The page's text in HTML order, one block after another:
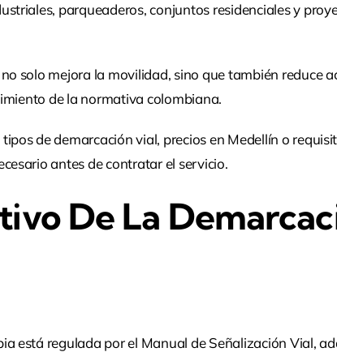
parqueaderos, conjuntos residenciales y
solo mejora la movilidad, sino que también reduce
de la normativa colombiana.
de demarcación vial, precios en Medellín o
antes de contratar el servicio.
De La
está regulada por el Manual de Señalización Vial,